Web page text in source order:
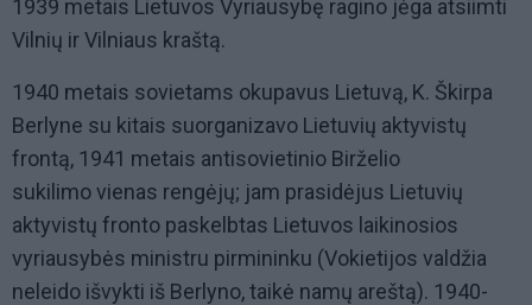
1939 metais Lietuvos Vyriausybę ragino jėga atsiimti
Vilnių ir Vilniaus kraštą.
1940 metais sovietams okupavus Lietuvą, K. Škirpa
Berlyne su kitais suorganizavo Lietuvių aktyvistų
frontą, 1941 metais antisovietinio Birželio
sukilimo vienas rengėjų; jam prasidėjus Lietuvių
aktyvistų fronto paskelbtas Lietuvos laikinosios
vyriausybės ministru pirmininku (Vokietijos valdžia
neleido išvykti iš Berlyno, taikė namų areštą). 1940-